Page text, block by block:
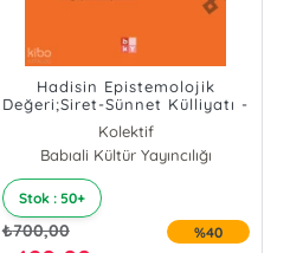
Hadisin Epistemolojik
Değeri;Siret-Sünnet Külliyatı -
Kolektif
Babıali Kültür Yayıncılığı
Stok : 50+
₺700,00 %40